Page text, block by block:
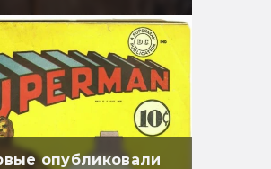
опубликовали